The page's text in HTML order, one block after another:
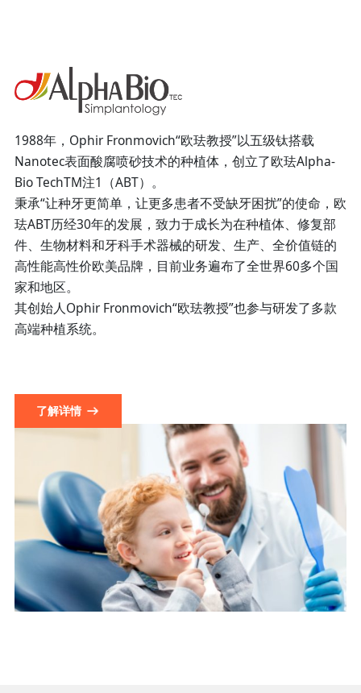
1988年，Ophir Fronmovich“欧珐教授”以五级钛搭载
Nanotec表面酸腐喷砂技术的种植体，创立了欧珐Alpha-
Bio TechTM注1（ABT）。
秉承“让种牙更简单，让更多患者不受缺牙困扰”的使命，欧
珐ABT历经30年的发展，致力于成长为在种植体、修复部
件、生物材料和牙科手术器械的研发、生产、全价值链的
高性能高性价欧美品牌，目前业务遍布了全世界60多个国
家和地区。
其创始人Ophir Fronmovich“欧珐教授”也参与研发了多款
高端种植系统。
了解详情